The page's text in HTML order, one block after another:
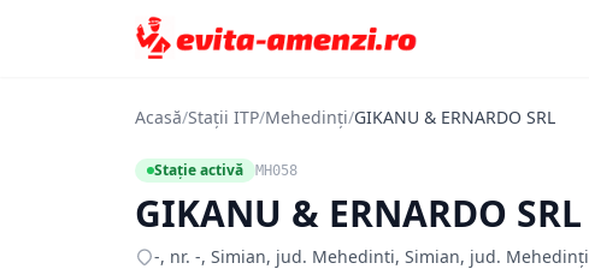
Acasă/Stații ITP/Mehedinți/GIKANU & ERNARDO SRL
Stație activă MH058
GIKANU & ERNARDO SRL
-, nr. -, Simian, jud. Mehedinti, Simian, jud. Mehedinți